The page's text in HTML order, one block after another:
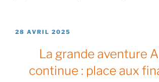
PUBLIÉ
28 AVRIL 2025
La grande aventure
continue : place aux